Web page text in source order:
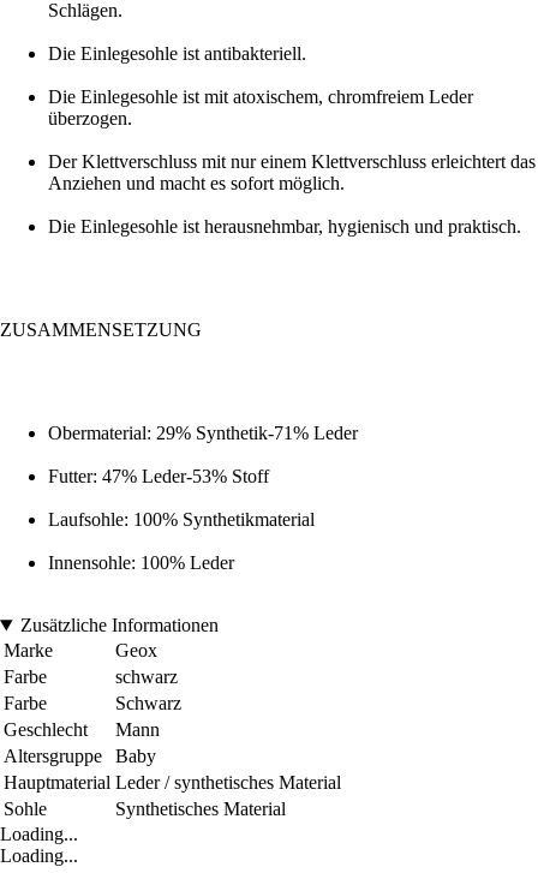
Schlägen.
Die Einlegesohle ist antibakteriell.
Die Einlegesohle ist mit atoxischem, chromfreiem Leder
überzogen.
Der Klettverschluss mit nur einem Klettverschluss erleichtert das
Anziehen und macht es sofort möglich.
Die Einlegesohle ist herausnehmbar, hygienisch und praktisch.
ZUSAMMENSETZUNG
Obermaterial: 29% Synthetik-71% Leder
Futter: 47% Leder-53% Stoff
Laufsohle: 100% Synthetikmaterial
Innensohle: 100% Leder
Zusätzliche Informationen
Marke
Geox
Farbe
schwarz
Farbe
Schwarz
Geschlecht
Mann
Altersgruppe
Baby
Hauptmaterial Leder / synthetisches Material
Sohle
Synthetisches Material
Loading...
Loading...